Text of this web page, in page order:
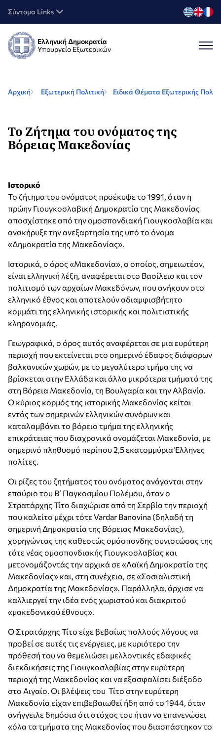
Σύντομα Links
Ελληνική Δημοκρατία
Υπουργείο Εξωτερικών
Αρχική Εξωτερική Πολιτική Ειδικά Θέματα Εξωτερικής
Το Ζήτημα του ονόματος της
Βόρειας Μακεδονίας
Ιστορικό
Το ζήτημα του ονόματος προέκυψε το 1991, όταν η
πρώην Γιουγκοσλαβική Δημοκρατία της Μακεδονίας
αποσχίστηκε από την ομοσπονδιακή Γιουγκοσλαβία και
ανακήρυξε την ανεξαρτησία της υπό το όνομα
«Δημοκρατία της Μακεδονίας».
Ιστορικά, ο όρος «Μακεδονία», ο οποίος, σημειωτέον,
είναι ελληνική λέξη, αναφέρεται στο Βασίλειο και τον
πολιτισμό των αρχαίων Μακεδόνων, που ανήκουν στο
ελληνικό έθνος και αποτελούν αδιαμφισβήτητο
κομμάτι της ελληνικής ιστορικής και πολιτιστικής
κληρονομιάς.
Γεωγραφικά, ο όρος αυτός αναφέρεται σε μια ευρύτερη
περιοχή που εκτείνεται στο σημερινό έδαφος διάφορων
βαλκανικών χωρών, με το μεγαλύτερο τμήμα της να
βρίσκεται στην Ελλάδα και άλλα μικρότερα τμήματά της
στη Βόρεια Μακεδονία, τη Βουλγαρία και την Αλβανία.
Ο κύριος κορμός της ιστορικής Μακεδονίας κείται
εντός των σημερινών ελληνικών συνόρων και
καταλαμβάνει το βόρειο τμήμα της ελληνικής
επικράτειας που διαχρονικά ονομάζεται Μακεδονία, με
σημερινό πληθυσμό περίπου 2,5 εκατομμύρια Έλληνες
πολίτες.
Οι ρίζες του ζητήματος του ονόματος ανάγονται στην
επαύριο του Β’ Παγκοσμίου Πολέμου, όταν ο
Στρατάρχης Τίτο διαχώρισε από τη Σερβία την περιοχή
που καλείτο μέχρι τότε Vardar Banovina (δηλαδή τη
σημερινή Δημοκρατία της Βόρειας Μακεδονίας),
χορηγώντας της καθεστώς ομόσπονδης συνιστώσας της
τότε νέας ομοσπονδιακής Γιουγκοσλαβίας και
μετονομάζοντάς την αρχικά σε «Λαϊκή Δημοκρατία της
Μακεδονίας» και, στη συνέχεια, σε «Σοσιαλιστική
Δημοκρατία της Μακεδονίας». Παράλληλα, άρχισε να
καλλιεργεί την ιδέα ενός χωριστού και διακριτού
«μακεδονικού έθνους».
Ο Στρατάρχης Τίτο είχε βεβαίως πολλούς λόγους να
προβεί σε αυτές τις ενέργειες, με κυριότερο την
πρόθεσή του να θεμελιώσει μελλοντικές εδαφικές
διεκδικήσεις της Γιουγκοσλαβίας στην ευρύτερη
περιοχή της Μακεδονίας και να εξασφαλίσει διέξοδο
στο Αιγαίο. Οι βλέψεις του Τίτο στην ευρύτερη
Μακεδονία είχαν επιβεβαιωθεί ήδη από το 1944, όταν
ανήγγειλε δημόσια ότι στόχος του ήταν να επανενώσει
«όλα τα τμήματα της Μακεδονίας που διασπάστηκαν το